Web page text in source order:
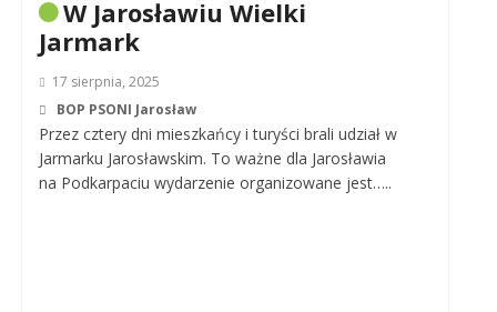
W Jarosławiu Wielki
Jarmark
17 sierpnia, 2025
BOP PSONI Jarosław
Przez cztery dni mieszkańcy i turyści brali udział w
Jarmarku Jarosławskim. To ważne dla Jarosławia
na Podkarpaciu wydarzenie organizowane jest…..